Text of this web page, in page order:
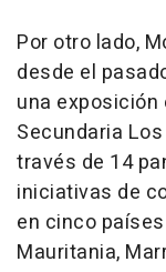
Por otro lado,
desde el
una
Secundaria
través de 14
iniciativas de
en cinco
Mauritania,